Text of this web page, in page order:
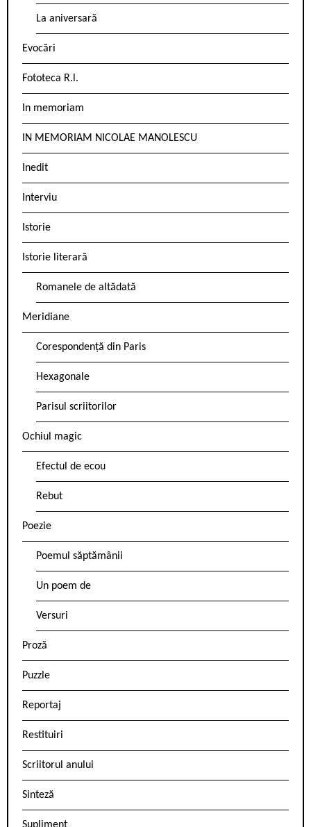
La aniversară
Evocări
Fototeca R.l.
In memoriam
IN MEMORIAM NICOLAE MANOLESCU
Inedit
Interviu
Istorie
Istorie literară
Romanele de altădată
Meridiane
Corespondență din Paris
Hexagonale
Parisul scriitorilor
Ochiul magic
Efectul de ecou
Rebut
Poezie
Poemul săptămânii
Un poem de
Versuri
Proză
Puzzle
Reportaj
Restituiri
Scriitorul anului
Sinteză